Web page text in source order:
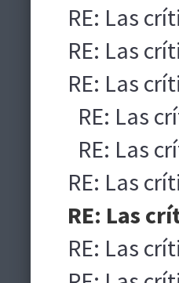
RE: Las
RE: Las
RE: Las
RE: Las
RE: Las
RE: Las
RE: Las
RE: Las